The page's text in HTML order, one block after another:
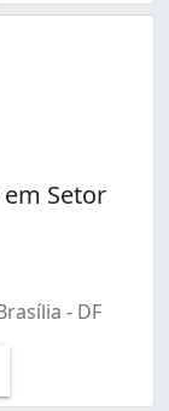
em Setor
- DF